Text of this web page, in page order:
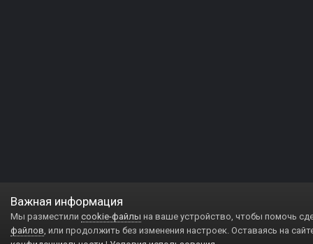
Важная информация
Мы разместили cookie-файлы на ваше устройство, чтобы помочь
файлов, или продолжить без изменения настроек. Оставаясь на